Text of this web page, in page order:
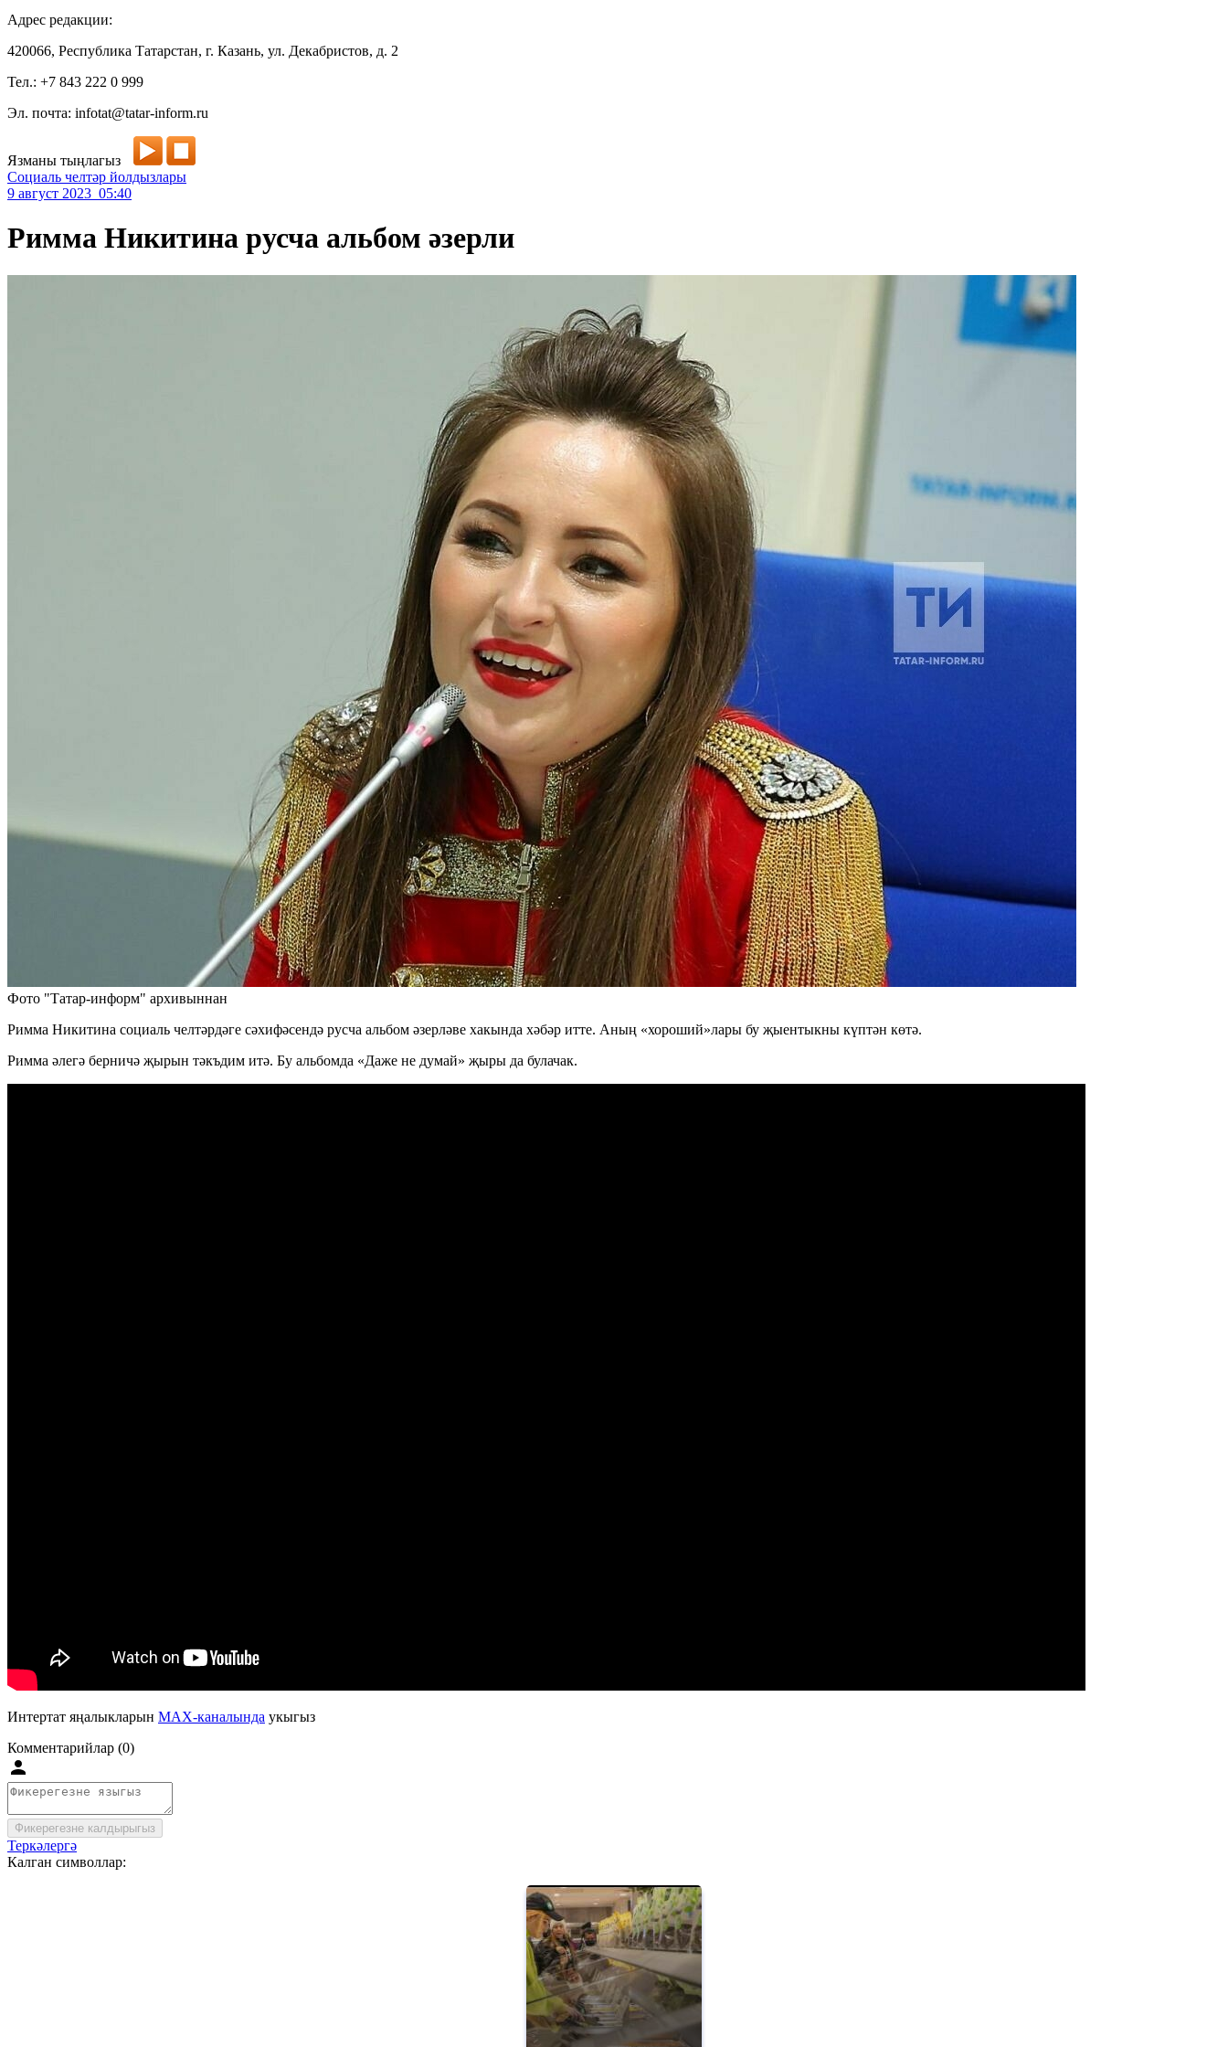
Адрес редакции:
420066, Республика Татарстан, г. Казань, ул. Декабристов, д. 2
Тел.: +7 843 222 0 999
Эл. почта: infotat@tatar-inform.ru
Язманы тыңлагыз
Социаль челтәр йолдызлары
9 август 2023 05:40
Римма Никитина русча альбом әзерли
Фото "Татар-информ" архивыннан
Римма Никитина социаль челтәрдәге сәхифәсендә русча альбом әзерләве хакында хәбәр итте. Аның «хороший»лары бу җыентыкны күптән көтә.
Римма әлегә берничә җырын тәкъдим итә. Бу альбомда «Даже не думай» җыры да булачак.
Интертат яңалыкларын MAX-каналында укыгыз
Комментарийлар (0)
Фикерегезне калдырыгыз
Теркәлергә
Калган символлар: